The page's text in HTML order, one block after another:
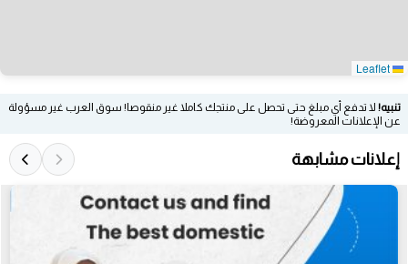
تنبيه! لا تدفع أي مبلغ حتى تحصل على منتجك كاملا غير منقوصا! سوق العرب غير مسؤولة
عن الإعلانات المعروضة!
إعلانات مشابهة